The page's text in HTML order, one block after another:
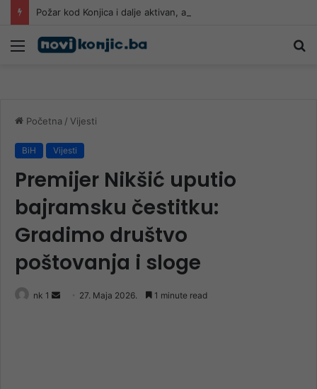
Meni
Početna / Vijesti
BiH Vijesti
Premijer Nikšić uputio
bajramsku čestitku:
Gradimo društvo
poštovanja i sloge
nk 1
Send 27. Maja 2026. 1 minute read